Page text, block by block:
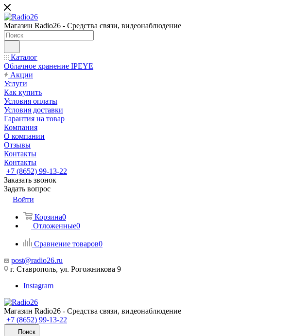
Магазин Radio26 - Средства связи, видеонаблюдение
Каталог
Облачное хранение IPEYE
Акции
Услуги
Как купить
Условия оплаты
Условия доставки
Гарантия на товар
Компания
О компании
Отзывы
Контакты
Контакты
+7 (8652) 99-13-22
Заказать звонок
Задать вопрос
Войти
Корзина0
Отложенные0
Сравнение товаров0
post@radio26.ru
г. Ставрополь, ул. Рогожникова 9
Instagram
Магазин Radio26 - Средства связи, видеонаблюдение
+7 (8652) 99-13-22
Поиск